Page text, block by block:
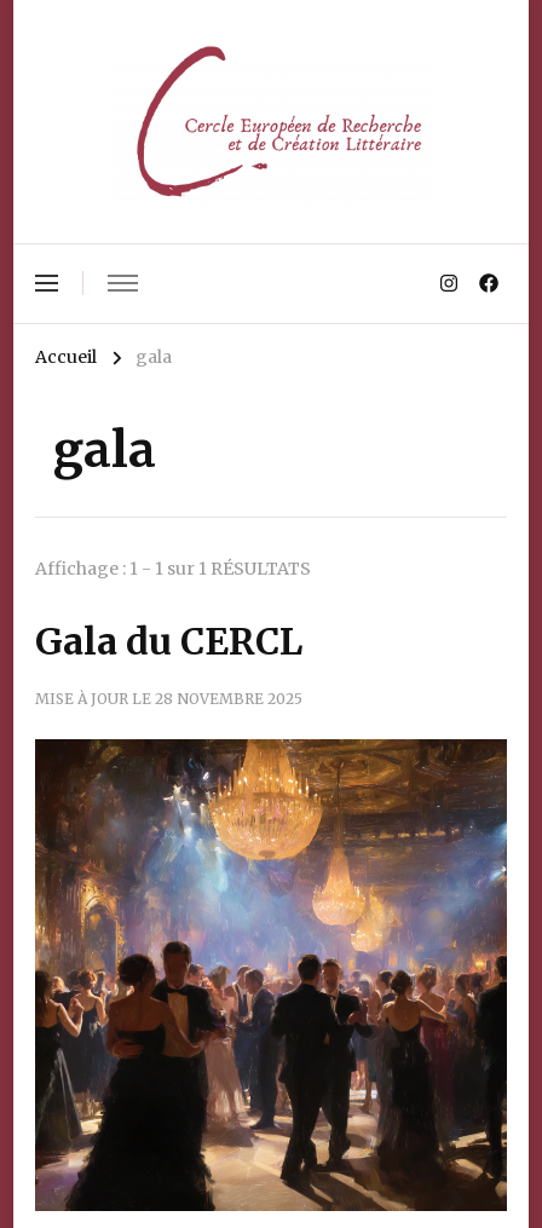
Accueil gala
gala
Affichage : 1 - 1 sur 1 RÉSULTATS
Gala du CERCL
MISE À JOUR LE 28 NOVEMBRE 2025